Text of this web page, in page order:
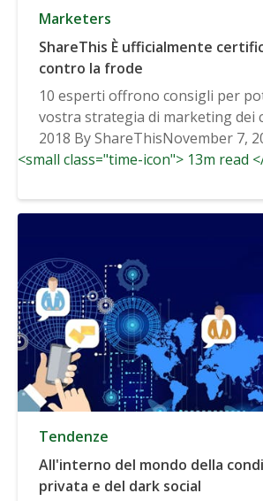
Marketers
ShareThis È ufficialmente
contro la frode
10 esperti offrono consigli per
vostra strategia di marketing dei
2018 By ShareThisNovember 7,
<small class="time-icon"> 13m read
Tendenze
All'interno del mondo della
privata e del dark social